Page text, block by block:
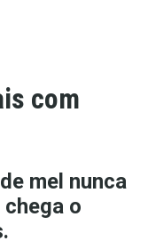
com
mel nunca
o